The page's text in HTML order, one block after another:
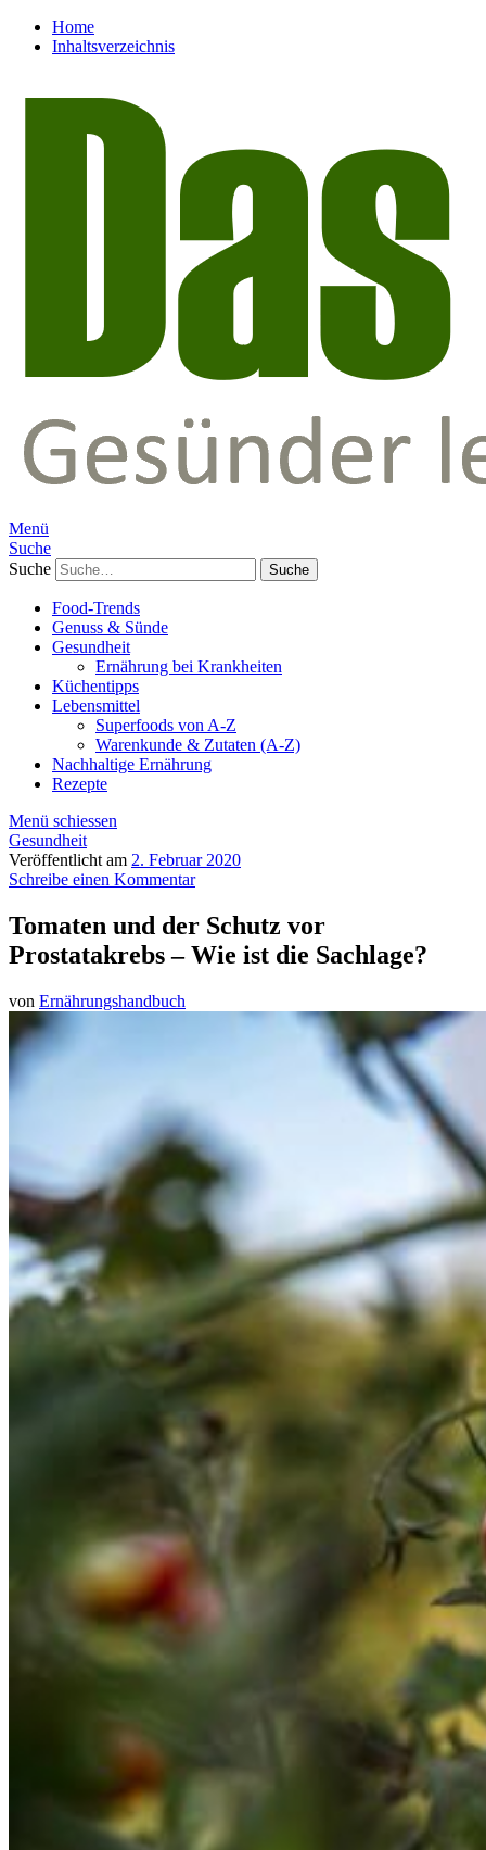
Home
Inhaltsverzeichnis
Menü
Suche
Suche
Food-Trends
Genuss & Sünde
Gesundheit
Ernährung bei Krankheiten
Küchentipps
Lebensmittel
Superfoods von A-Z
Warenkunde & Zutaten (A-Z)
Nachhaltige Ernährung
Rezepte
Menü schiessen
Gesundheit
Veröffentlicht am 2. Februar 2020
Schreibe einen Kommentar
Tomaten und der Schutz vor
Prostatakrebs – Wie ist die Sachlage?
von Ernährungshandbuch